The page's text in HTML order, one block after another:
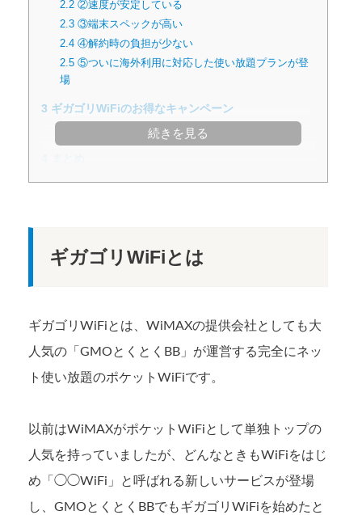
2.2②速度が安定している
2.3③端末スペックが高い
2.4④解約時の負担が少ない
2.5⑤ついに海外利用に対応した使い放題プランが登
場
3 ギガゴリWiFiのお得なキャンペーン
2年間の長期割引キャンペーン
続きを見る
ギガゴリWiFiとは
ギガゴリWiFiとは、WiMAXの提供会社としても大
人気の「GMOとくとくBB」が運営する完全にネッ
ト使い放題のポケットWiFiです。
以前はWiMAXがポケットWiFiとして単独トップの
人気を持っていましたが、どんなときもWiFiをはじ
め「◯◯WiFi」と呼ばれる新しいサービスが登場
し、GMOとくとくBBでもギガゴリWiFiを始めたと